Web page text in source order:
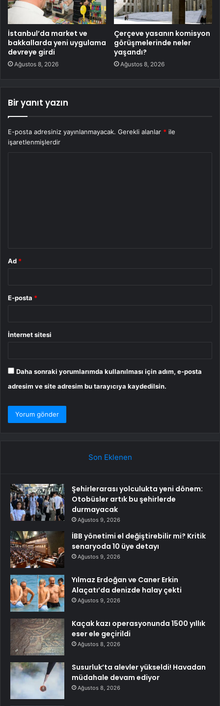
İstanbul’da market ve
bakkallarda yeni uygulama
devreye girdi
Ağustos 8, 2026
Çerçeve yasanın komisyon
görüşmelerinde neler
yaşandı?
Ağustos 8, 2026
Bir yanıt yazın
E-posta adresiniz yayınlanmayacak. Gerekli alanlar * ile
işaretlenmişlerdir
Ad *
E-posta *
İnternet sitesi
Daha sonraki yorumlarımda kullanılması için adım, e-posta
adresim ve site adresim bu tarayıcıya kaydedilsin.
Son Eklenen
Şehirlerarası yolculukta yeni dönem:
Otobüsler artık bu şehirlerde
durmayacak
Ağustos 9, 2026
İBB yönetimi el değiştirebilir mi? Kritik
senaryoda 10 üye detayı
Ağustos 9, 2026
Yılmaz Erdoğan ve Caner Erkin
Alaçatı’da denizde halay çekti
Ağustos 9, 2026
Kaçak kazı operasyonunda 1500 yıllık
eser ele geçirildi
Ağustos 8, 2026
Susurluk’ta alevler yükseldi! Havadan
müdahale devam ediyor
Ağustos 8, 2026